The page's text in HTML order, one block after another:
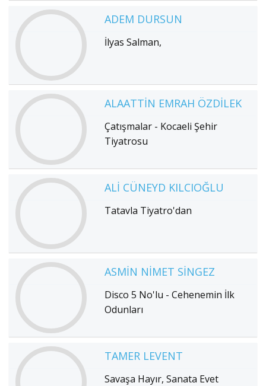
ADEM DURSUN
İlyas Salman,
ALAATTIN EMRAH ÖZDILEK
Çatışmalar - Kocaeli Şehir
Tiyatrosu
ALI CÜNEYD KILCIOĞLU
Tatavla Tiyatro'dan
ASMIN NIMET SINGEZ
Disco 5 No'lu - Cehenemin İlk
Odunları
TAMER LEVENT
Savaşa Hayır, Sanata Evet